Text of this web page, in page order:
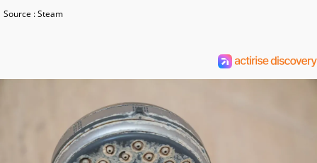
Source : Steam